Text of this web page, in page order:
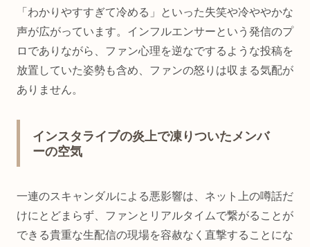
「わかりやすすぎて冷める」といった失笑や冷ややかな
声が広がっています。インフルエンサーという発信のプ
ロでありながら、ファン心理を逆なでするような投稿を
放置していた姿勢も含め、ファンの怒りは収まる気配が
ありません。
インスタライブの炎上で凍りついたメンバ
ーの空気
一連のスキャンダルによる悪影響は、ネット上の噂話だ
けにとどまらず、ファンとリアルタイムで繋がることが
できる貴重な生配信の現場を容赦なく直撃することにな